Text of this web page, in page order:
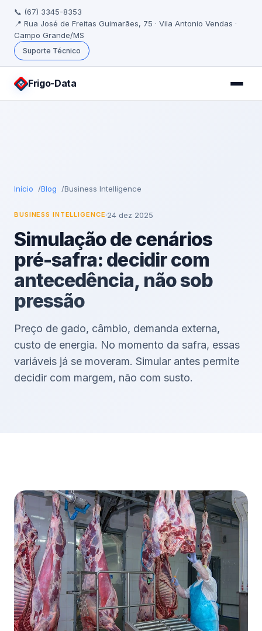
📞 (67) 3345-8353
📍 Rua José de Freitas Guimarães, 75 · Vila Antonio Vendas ·
Campo Grande/MS
Suporte Técnico
Frigo-Data
Início Blog Business Intelligence
BUSINESS INTELLIGENCE·24 dez 2025
Simulação de cenários
pré-safra: decidir com
antecedência, não sob
pressão
Preço de gado, câmbio, demanda externa,
custo de energia. No momento da safra, essas
variáveis já se moveram. Simular antes permite
decidir com margem, não com susto.